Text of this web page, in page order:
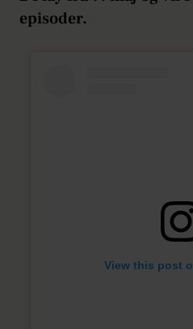
episoder.
View this post